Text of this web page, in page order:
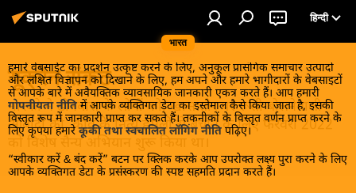
भारत
हिन्दी
हमारे वेबसाईट का प्रदर्शन उत्कृष्ट करने के लिए, अनुकूल प्रासंगिक समाचार उत्पादों
और लक्षित विज्ञापन को दिखाने के लिए, हम अपने और हमारे भागीदारों के वेबसाइटों
से आपके बारे में अवैयक्तिक व्यावसायिक जानकारी एकत्र करते हैं। आप हमारी
गोपनीयता नीति में आपके व्यक्तिगत डेटा का इस्तेमाल कैसे किया जाता है, इसकी
विस्तृत रूप में जानकारी प्राप्त कर सकते हैं। तकनीकों के विस्तृत वर्णन प्राप्त करने के
लिए कृपया हमारे कूकी तथा स्वचालित लॉगिंग नीति पढ़िए।
“स्वीकार करें & बंद करें” बटन पर क्लिक करके आप उपरोक्त लक्ष्य पुरा करने के लिए
आपके व्यक्तिगत डेटा के प्रसंस्करण की स्पष्ट सहमति प्रदान करते हैं।
यूक्रेन संकट
मास्को ने डोनबास के लोगों को, खास तौर पर रूसी बोलनेवाली
आबादी को, कीव के नित्य हमलों से बचाने के लिए फरवरी 2022
को विशेष सैन्य अभियान शुरू किया था।